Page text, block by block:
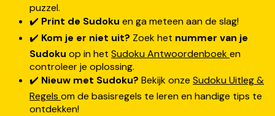
puzzel.
✔️ Print de Sudoku en ga meteen aan de slag!
✔️ Kom je er niet uit? Zoek het nummer van je
Sudoku op in het Sudoku Antwoordenboeken
controleer je oplossing.
✔️ Nieuw met Sudoku? Bekijk onze Sudoku Uitleg &
Regels om de basisregels te leren en handige tips te
ontdekken!